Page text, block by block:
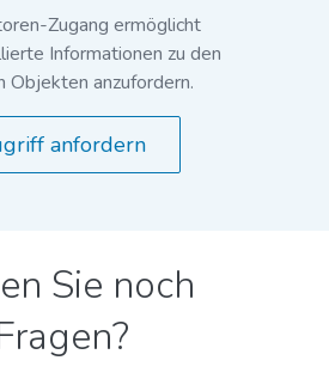
Zugang ermöglicht
Informationen zu den
Objekten anzufordern.
anfordern
Sie noch